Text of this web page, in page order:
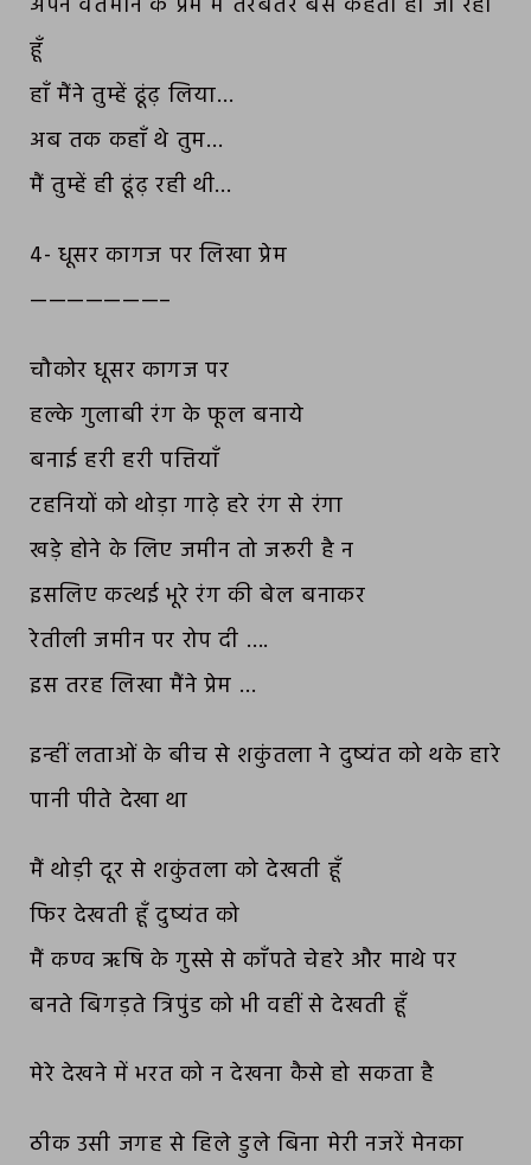
हूँ
हाँ मैंने तुम्हें ढूंढ़ लिया…
अब तक कहाँ थे तुम…
मैं तुम्हें ही ढूंढ़ रही थी…
4- धूसर कागज पर लिखा प्रेम
———————–
चौकोर धूसर कागज पर
हल्के गुलाबी रंग के फूल बनाये
बनाई हरी हरी पत्तियाँ
टहनियों को थोड़ा गाढ़े हरे रंग से रंगा
खड़े होने के लिए जमीन तो जरूरी है न
इसलिए कत्थई भूरे रंग की बेल बनाकर
रेतीली जमीन पर रोप दी ….
इस तरह लिखा मैंने प्रेम …
इन्हीं लताओं के बीच से शकुंतला ने दुष्यंत को थके हारे
पानी पीते देखा था
मैं थोड़ी दूर से शकुंतला को देखती हूँ
फिर देखती हूँ दुष्यंत को
मैं कण्व ऋषि के गुस्से से काँपते चेहरे और माथे पर
बनते बिगड़ते त्रिपुंड को भी वहीं से देखती हूँ
मेरे देखने में भरत को न देखना कैसे हो सकता है
ठीक उसी जगह से हिले डुले बिना मेरी नजरें मेनका